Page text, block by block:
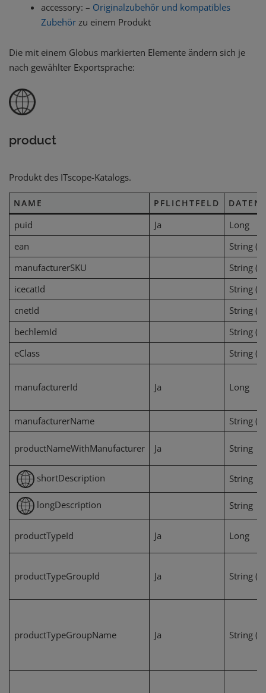
accessory: – Originalzubehör und kompatibles
Zubehörzu einem Produkt
Die mit einem Globus markierten Elemente ändern sich je
nach gewählter Exportsprache:
product
Produkt des ITscope-Katalogs.
NAME PFLICHTFELD
puid Ja
Long
ean
String
manufacturerSKU
String
icecatId
String
cnetId
String
bechlemId
String
eClass
String
manufacturerId Ja Long
manufacturerName String
productNameWithManufacturer Ja String
shortDescription String
longDescription String
productTypeId Ja Long
productTypeGroupId Ja String (3)
productTypeGroupName Ja String